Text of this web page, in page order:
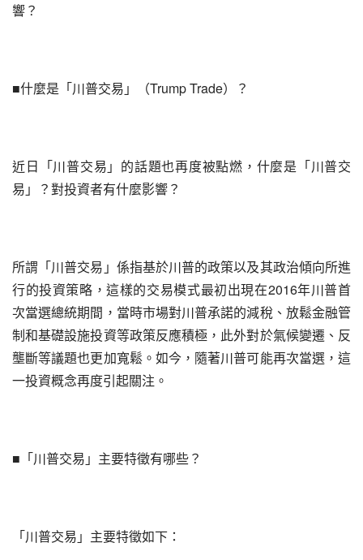
響？
■什麼是「川普交易」（Trump Trade）？
近日「川普交易」的話題也再度被點燃，什麼是「川普交
易」？對投資者有什麼影響？
所謂「川普交易」係指基於川普的政策以及其政治傾向所進
行的投資策略，這樣的交易模式最初出現在2016年川普首
次當選總統期間，當時市場對川普承諾的減稅、放鬆金融管
制和基礎設施投資等政策反應積極，此外對於氣候變遷、反
壟斷等議題也更加寬鬆。如今，隨著川普可能再次當選，這
一投資概念再度引起關注。
■「川普交易」主要特徵有哪些？
「川普交易」主要特徵如下：